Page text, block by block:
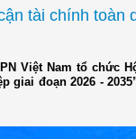
tài chính toàn
Việt Nam tổ
đoạn 2026 -